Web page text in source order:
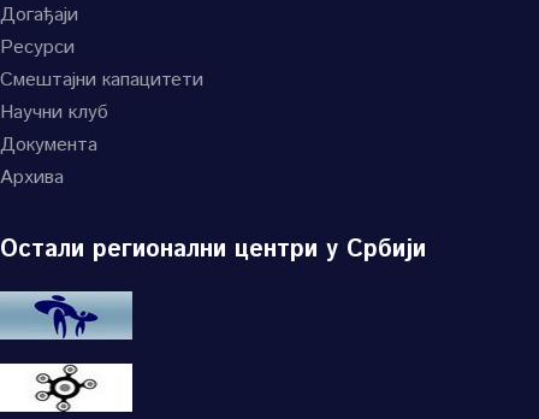
Догађаји
Ресурси
Смештајни капацитети
Научни клуб
Документа
Архива
Остали регионални центри у Србији